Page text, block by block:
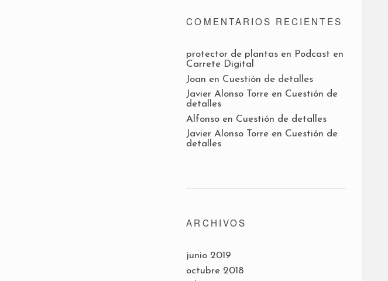
COMENTARIOS RECIENTES
protector de plantas en Podcast en
Carrete Digital
Joan en Cuestión de detalles
Javier Alonso Torre en Cuestión de
detalles
Alfonso en Cuestión de detalles
Javier Alonso Torre en Cuestión de
detalles
ARCHIVOS
junio 2019
octubre 2018